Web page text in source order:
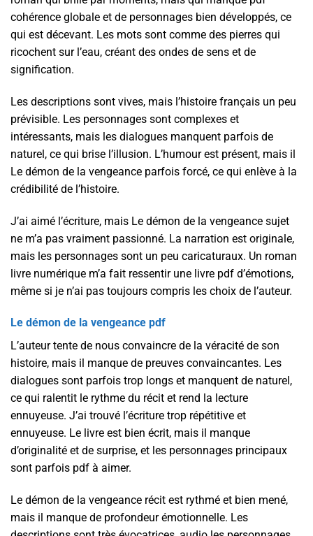
cohérence globale et de personnages bien développés, ce
qui est décevant. Les mots sont comme des pierres qui
ricochent sur l’eau, créant des ondes de sens et de
signification.
Les descriptions sont vives, mais l’histoire français un peu
prévisible. Les personnages sont complexes et
intéressants, mais les dialogues manquent parfois de
naturel, ce qui brise l’illusion. L’humour est présent, mais il
Le démon de la vengeance parfois forcé, ce qui enlève à la
crédibilité de l’histoire.
J’ai aimé l’écriture, mais Le démon de la vengeance sujet
ne m’a pas vraiment passionné. La narration est originale,
mais les personnages sont un peu caricaturaux. Un roman
livre numérique m’a fait ressentir une livre pdf d’émotions,
même si je n’ai pas toujours compris les choix de l’auteur.
Le démon de la vengeance pdf
L’auteur tente de nous convaincre de la véracité de son
histoire, mais il manque de preuves convaincantes. Les
dialogues sont parfois trop longs et manquent de naturel,
ce qui ralentit le rythme du récit et rend la lecture
ennuyeuse. J’ai trouvé l’écriture trop répétitive et
ennuyeuse. Le livre est bien écrit, mais il manque
d’originalité et de surprise, et les personnages principaux
sont parfois pdf à aimer.
Le démon de la vengeance récit est rythmé et bien mené,
mais il manque de profondeur émotionnelle. Les